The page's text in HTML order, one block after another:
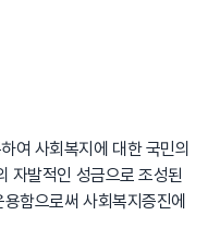
여 사회복지에 대한 국민의
자발적인 성금으로 조성된
함으로써 사회복지증진에